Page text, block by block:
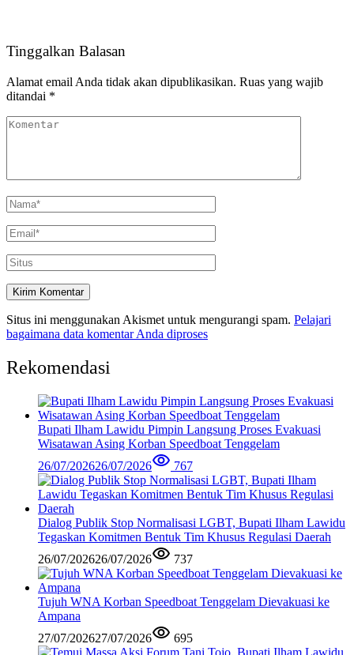
Tinggalkan Balasan
Alamat email Anda tidak akan dipublikasikan. Ruas yang wajib
ditandai *
Situs ini menggunakan Akismet untuk mengurangi spam. Pelajari
bagaimana data komentar Anda diproses
Rekomendasi
Bupati Ilham Lawidu Pimpin Langsung Proses Evakuasi
Wisatawan Asing Korban Speedboat Tenggelam
26/07/202626/07/2026 767
Dialog Publik Stop Normalisasi LGBT, Bupati Ilham Lawidu
Tegaskan Komitmen Bentuk Tim Khusus Regulasi Daerah
26/07/202626/07/2026 737
Tujuh WNA Korban Speedboat Tenggelam Dievakuasi ke
Ampana
27/07/202627/07/2026 695